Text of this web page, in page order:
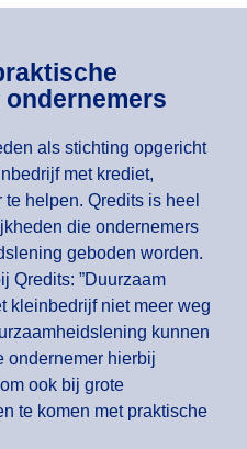
als stichting opgericht
met krediet,
helpen. Qredits is heel
die ondernemers
geboden worden.
Qredits: ”Duurzaam
kleinbedrijf niet meer weg
kunnen
ondernemer hierbij
ook bij grote
te komen met praktische